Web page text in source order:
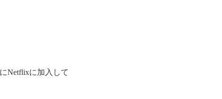
Netflixに加入して